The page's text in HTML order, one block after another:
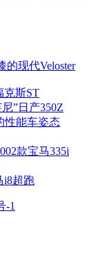
的现代Veloster
克斯ST
”日产350Z
性能车姿态
款宝马335i
i8超跑
-1